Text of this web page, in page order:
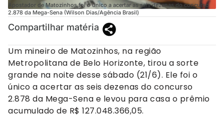
Apostador de Matozinhos foi o único a acertar as seis dezenas do concurso
2.878 da Mega-Sena (Wilson Dias/Agência Brasil)
Compartilhar matéria
Um mineiro de Matozinhos, na região
Metropolitana de Belo Horizonte, tirou a sorte
grande na noite desse sábado (21/6). Ele foi o
único a acertar as seis dezenas do concurso
2.878 da Mega-Sena e levou para casa o prêmio
acumulado de R$ 127.048.366,05.